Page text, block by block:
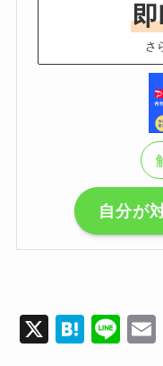
さ
自分が
X
H
Li